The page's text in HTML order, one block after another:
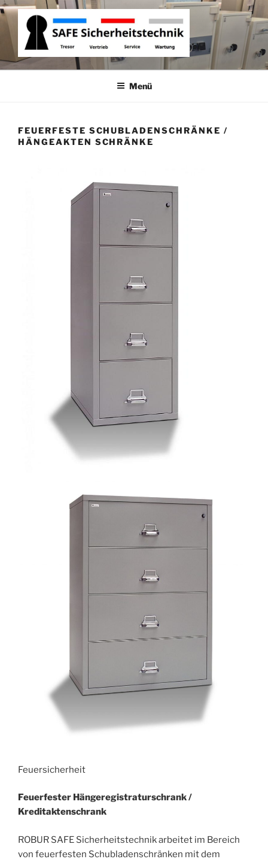
Zum
Inhalt
springen
ROBUR SAFE
SICHERHEITSTECHNIK
Tresor Vertrieb, Tresor Service, Tresor Wartung
Menü
FEUERFESTE SCHUBLADENSCHRÄNKE /
HÄNGEAKTEN SCHRÄNKE
Feuersicherheit
Feuerfester Hängeregistraturschrank /
Kreditaktenschrank
ROBUR SAFE Sicherheitstechnik arbeitet im Bereich
von feuerfesten Schubladenschränken mit dem